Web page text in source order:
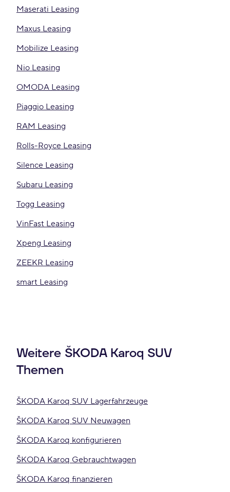
Maserati Leasing
Maxus Leasing
Mobilize Leasing
Nio Leasing
OMODA Leasing
Piaggio Leasing
RAM Leasing
Rolls-Royce Leasing
Silence Leasing
Subaru Leasing
Togg Leasing
VinFast Leasing
Xpeng Leasing
ZEEKR Leasing
smart Leasing
Weitere ŠKODA Karoq SUV
Themen
ŠKODA Karoq SUV Lagerfahrzeuge
ŠKODA Karoq SUV Neuwagen
ŠKODA Karoq konfigurieren
ŠKODA Karoq Gebrauchtwagen
ŠKODA Karoq finanzieren